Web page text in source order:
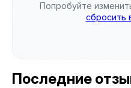
Попробуйте
сбросить
Последние